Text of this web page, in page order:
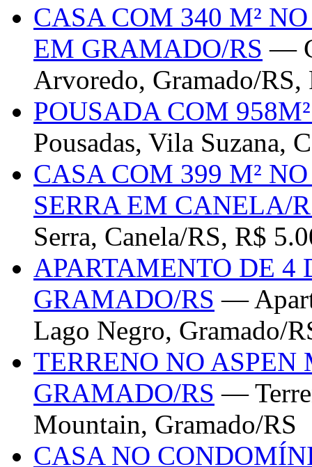
CASA COM 340 M²
EM GRAMADO/RS —
Arvoredo, Gramado/
POUSADA COM
Pousadas, Vila Suzana,
CASA COM 399 M²
SERRA EM CANELA/
Serra, Canela/RS, R$
APARTAMENTO DE 4
GRAMADO/RS —
Lago Negro, Gramado/
TERRENO NO
GRAMADO/RS —
Mountain, Gramado/RS
CASA NO